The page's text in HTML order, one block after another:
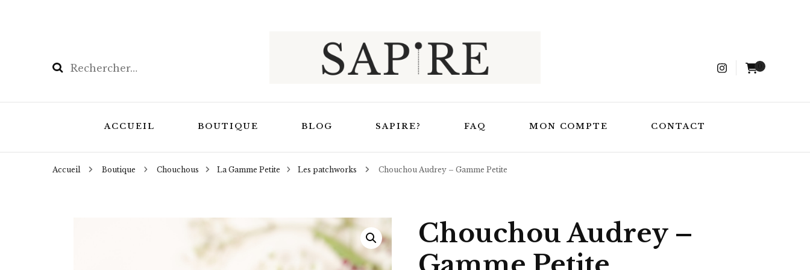
Rechercher :
Sapire
ACCUEIL BOUTIQUE
Les Coffrets
masques de nuit
Masques de relaxation
Masques de nuit
Bouillottes Nuage
Ensembles Bouillotte
BLOG
Trucs et astuces
plus sur Sapire
SAPIRE? FAQ MON COMPTE CONTACT
Accueil Boutique Chouchous La Gamme Petite Les patchworks Chouchou Audrey – Gamme Petite
Chouchou Audrey –